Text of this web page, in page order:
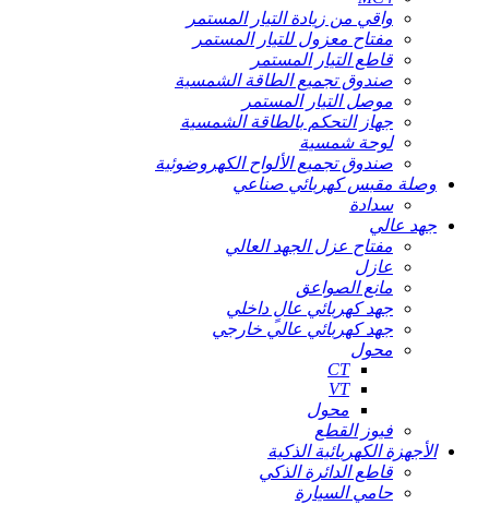
واقي من زيادة التيار المستمر
مفتاح معزول للتيار المستمر
قاطع التيار المستمر
صندوق تجميع الطاقة الشمسية
موصل التيار المستمر
جهاز التحكم بالطاقة الشمسية
لوحة شمسية
صندوق تجميع الألواح الكهروضوئية
وصلة مقبس كهربائي صناعي
سدادة
جهد عالي
مفتاح عزل الجهد العالي
عازل
مانع الصواعق
جهد كهربائي عالٍ داخلي
جهد كهربائي عالي خارجي
محول
CT
VT
محول
فيوز القطع
الأجهزة الكهربائية الذكية
قاطع الدائرة الذكي
حامي السيارة